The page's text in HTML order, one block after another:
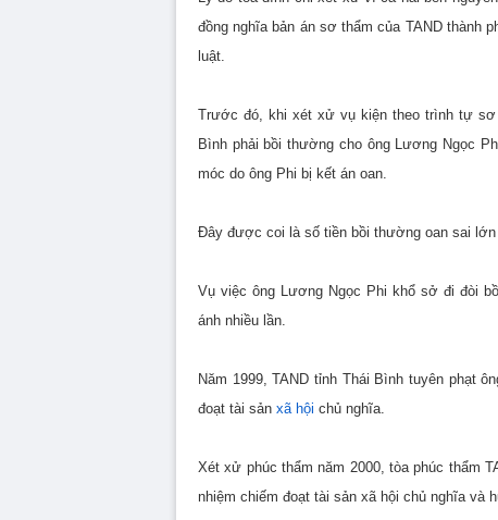
đồng nghĩa bản án sơ thẩm của TAND thành
luật.
Trước đó, khi xét xử vụ kiện theo trình tự sơ
Bình phải bồi thường cho ông Lương Ngọc
móc do ông Phi bị kết án oan.
Đây được coi là số tiền bồi thường oan sai
Vụ việc ông Lương Ngọc Phi khổ sở đi đòi
ánh nhiều lần.
Năm 1999, TAND tỉnh Thái Bình tuyên phạt
đoạt tài sản xã hội chủ nghĩa.
Xét xử phúc thẩm năm 2000, tòa phúc thẩm
nhiệm chiếm đoạt tài sản xã hội chủ nghĩa và